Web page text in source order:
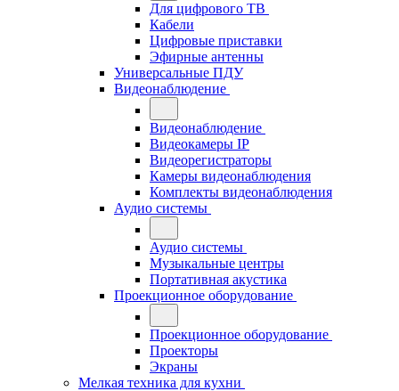
Для цифрового ТВ
Кабели
Цифровые приставки
Эфирные антенны
Универсальные ПДУ
Видеонаблюдение
Видеонаблюдение
Видеокамеры IP
Видеорегистраторы
Камеры видеонаблюдения
Комплекты видеонаблюдения
Аудио системы
Аудио системы
Музыкальные центры
Портативная акустика
Проекционное оборудование
Проекционное оборудование
Проекторы
Экраны
Мелкая техника для кухни